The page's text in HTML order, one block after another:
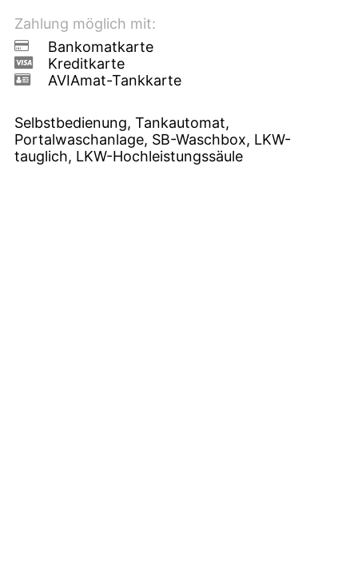
Zahlung möglich mit:
Bankomatkarte
Kreditkarte
AVIAmat-Tankkarte
Selbstbedienung, Tankautomat,
Portalwaschanlage, SB-Waschbox, LKW-
tauglich, LKW-Hochleistungssäule